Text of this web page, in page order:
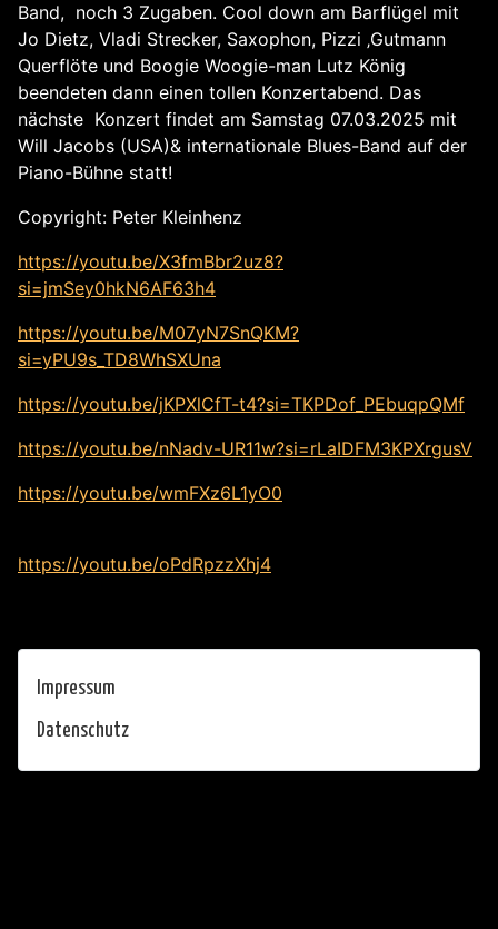
Band, noch 3 Zugaben. Cool down am Barflügel mit
Jo Dietz, Vladi Strecker, Saxophon, Pizzi ‚Gutmann
Querflöte und Boogie Woogie-man Lutz König
beendeten dann einen tollen Konzertabend. Das
nächste Konzert findet am Samstag 07.03.2025 mit
Will Jacobs (USA)& internationale Blues-Band auf der
Piano-Bühne statt!
Copyright: Peter Kleinhenz
https://youtu.be/X3fmBbr2uz8?
si=jmSey0hkN6AF63h4
https://youtu.be/M07yN7SnQKM?
si=yPU9s_TD8WhSXUna
https://youtu.be/jKPXlCfT-t4?si=TKPDof_PEbuqpQMf
https://youtu.be/nNadv-UR11w?si=rLaIDFM3KPXrgusV
https://youtu.be/wmFXz6L1yO0
https://youtu.be/oPdRpzzXhj4
Impressum
Datenschutz